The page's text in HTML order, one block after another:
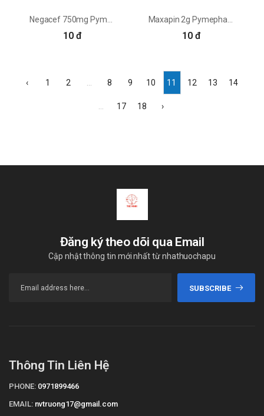
10 đ 10 đ
‹ 1 2 8 9 10 11 12 13 14
17 18 ›
Đăng ký theo dõi qua Email
Cập nhật thông tin mới nhất từ nhathuochapu
SUBSCRIBE
Thông Tin Liên Hệ
PHONE: 0971899466
EMAIL: nvtruong17@gmail.com